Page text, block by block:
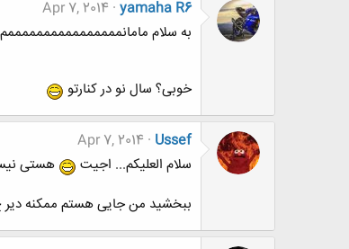
yamaha R6
Apr 7, 2014
به سلام مامانممممممممممممممممم
خوبی؟ سال نو در کنارتو
Ussef
Apr 7, 2014
سلام العلیکم... اجیت
هستی
ببخشید من جایی هستم ممکنه